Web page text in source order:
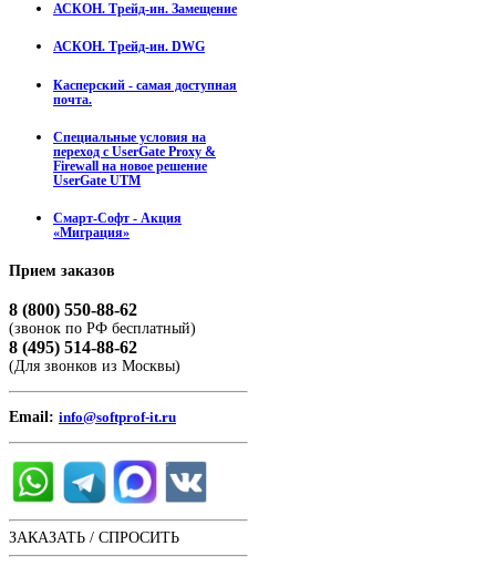
АСКОН. Трейд-ин. Замещение
АСКОН. Трейд-ин. DWG
Касперский - самая доступная
почта.
Специальные условия на
переход с UserGate Proxy &
Firewall на новое решение
UserGate UTM
Смарт-Софт - Акция
«Миграция»
Прием заказов
8 (800) 550-88-62
(звонок по РФ бесплатный)
8 (495) 514-88-62
(Для звонков из Москвы)
Email: info@softprof-it.ru
ЗАКАЗАТЬ / СПРОСИТЬ